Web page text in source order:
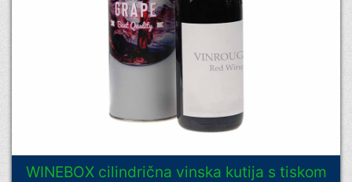
WINEBOX cilindrična vinska kutija s tiskom